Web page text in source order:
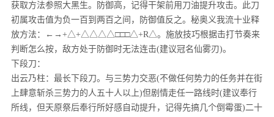
获取方法参照大黑生。防御高，记得干架前用刀油提升攻击。此刀
初属攻击值为负一百到两百之间，防御值反之。秘奥义我流十业释
放方法：←→+△+△△△△□□□△+R△。施放技巧根据击打节奏来
判断怎么按，敌方处于防御时无法连击(建议冠名仙雾刃)。
下段刀：
出云乃柱：最长下段刀。与三势力交恶(不做任何势力的任务并在街
上肆意斩杀三势力的人五十人以上)但剧情走任一路线时(建议奉行
所线，但天原祭后奉行所好感自动提升，记得先搞几个倒霉蛋)二十